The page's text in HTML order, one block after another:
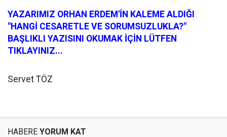
YAZARIMIZ ORHAN ERDEM'İN KALEME ALDIĞI
"HANGİ CESARETLE VE SORUMSUZLUKLA?"
BAŞLIKLI YAZISINI OKUMAK İÇİN LÜTFEN
TIKLAYINIZ...
Servet TÖZ
HABERE YORUM KAT